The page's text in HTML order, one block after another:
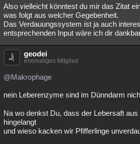
Also vielleicht könntest du mir das Zitat
was folgt aus welcher Gegebenheit.
Das Verdauungssystem ist ja auch
entsprechenden Input wäre ich dir
geodei
ehemaliges Mitglied
@Makrophage
nein Leberenzyme sind im Dünndarm
Na wo denkst Du, dass der Lebersaft aus
hingelangt
und wieso kacken wir Pfifferlinge